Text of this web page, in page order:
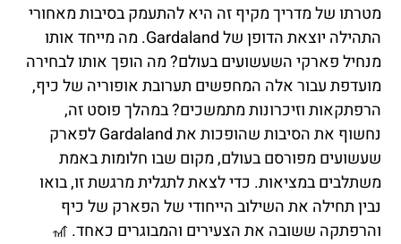
מטרתו של מדריך מקיף זה היא להתעמק בסיבות מאחורי
התהילה יוצאת הדופן של Gardaland. מה מייחד אותו
מנחיל פארקי השעשועים בעולם? מה הופך אותו לבחירה
מועדפת עבור אלה המחפשים תערובת אופוריה של כיף,
הרפתקאות וזיכרונות מתמשכים? במהלך פוסט זה,
נחשוף את הסיבות שהופכות את Gardaland לפארק
שעשועים מפורסם בעולם, מקום שבו חלומות באמת
משתלבים במציאות. כדי לצאת לתגלית מרגשת זו, בואו
נבין תחילה את השילוב הייחודי של הפארק של כיף
והרפתקה ששובה את הצעירים והמבוגרים כאחד. 🎢